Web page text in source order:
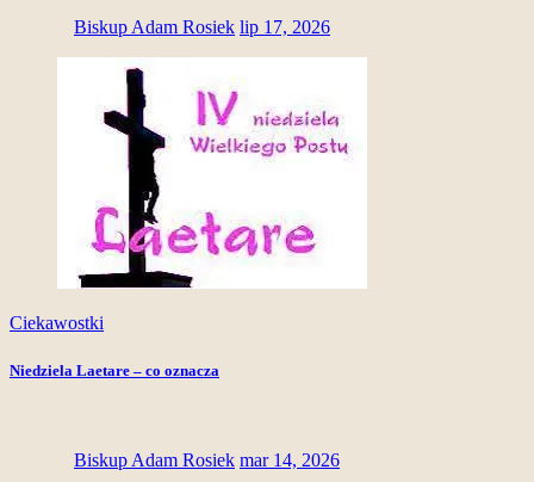
Biskup Adam Rosiek lip 17, 2026
Ciekawostki
Niedziela Laetare – co oznacza
Biskup Adam Rosiek mar 14, 2026